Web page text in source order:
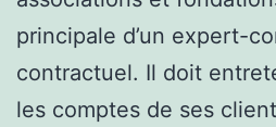
principale d’un expert-
contractuel. Il doit
les comptes de ses